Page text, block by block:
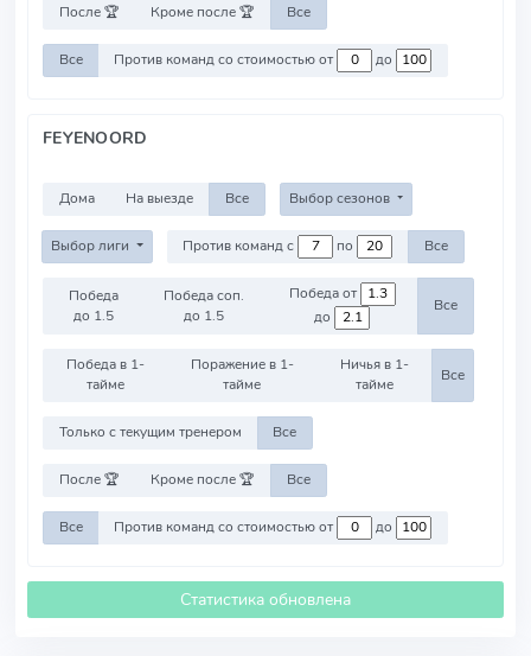
После 🏆 Кроме после 🏆 Все
Все Против команд со стоимостью от до
FEYENOORD
Дома На выезде Все Выбор сезонов
Выбор лиги Против команд с по Все
Победа
до 1.5
Победа соп.
до 1.5
Победа от
до
Все
Победа в 1-
тайме
Поражение в 1-
тайме
Ничья в 1-
тайме
Все
Только с текущим тренером Все
После 🏆 Кроме после 🏆 Все
Все Против команд со стоимостью от до
Статистика обновлена